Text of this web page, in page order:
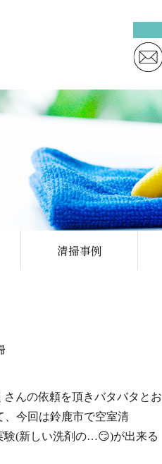
清掃事例
んの依頼を頂きバタバタとお
今回は鈴鹿市で空室清
験(新しい洗剤の…😏)が出来る